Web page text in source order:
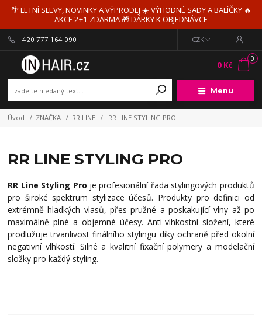
🌴 LETNÍ SLEVY, NOVINKY A VÝPRODEJ ☀️ VÝHODNÉ SADY A BALÍČKY 🔥
AKCE 2+1 ZDARMA 🎁 DÁRKY K OBJEDNÁVCE
Menu
CZK
+420 777 164 090
0
0 Kč
Úvod ZNAČKA RR LINE RR LINE STYLING PRO
RR LINE STYLING PRO
RR Line Styling Pro je profesionální řada stylingových produktů
pro široké spektrum stylizace účesů. Produkty pro definici od
extrémně hladkých vlasů, přes pružné a poskakující vlny až po
maximálně plné a objemné účesy. Anti-vlhkostní složení, které
prodlužuje trvanlivost finálního stylingu díky ochraně před okolní
negativní vlhkostí. Silné a kvalitní fixační polymery a modelační
složky pro každý styling.